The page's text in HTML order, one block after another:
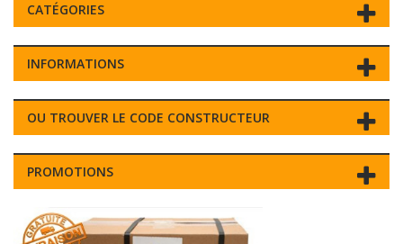
CATÉGORIES
INFORMATIONS
OU TROUVER LE CODE CONSTRUCTEUR
PROMOTIONS